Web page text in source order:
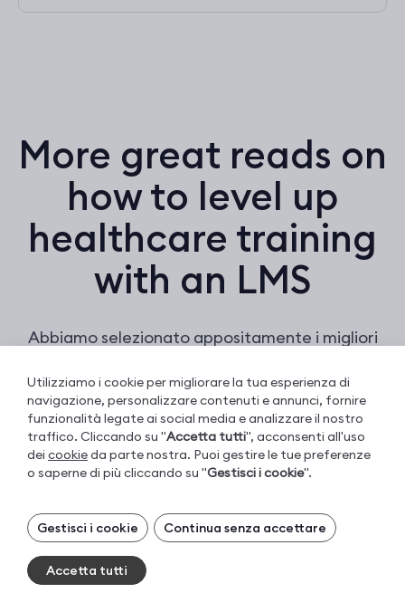
More great reads on
how to level up
healthcare training
with an LMS
Abbiamo selezionato appositamente i migliori
conoscenze sulla formazione.
ARTICOLO
metodi diversi
Utilizziamo i cookie per migliorare la tua esperienza di
navigazione, personalizzare contenuti e annunci, fornire
funzionalità legate ai social media e analizzare il nostro
traffico. Cliccando su "Accetta tutti", acconsenti all'uso
dei cookieda parte nostra. Puoi gestire le tue preferenze
o saperne di più cliccando su "Gestisci i cookie".
Gestisci i tuoi cookie
I cookie necessari sono sempre attivi. Puoi
Gestisci i cookie Continua senza accettare
Accetta tutti